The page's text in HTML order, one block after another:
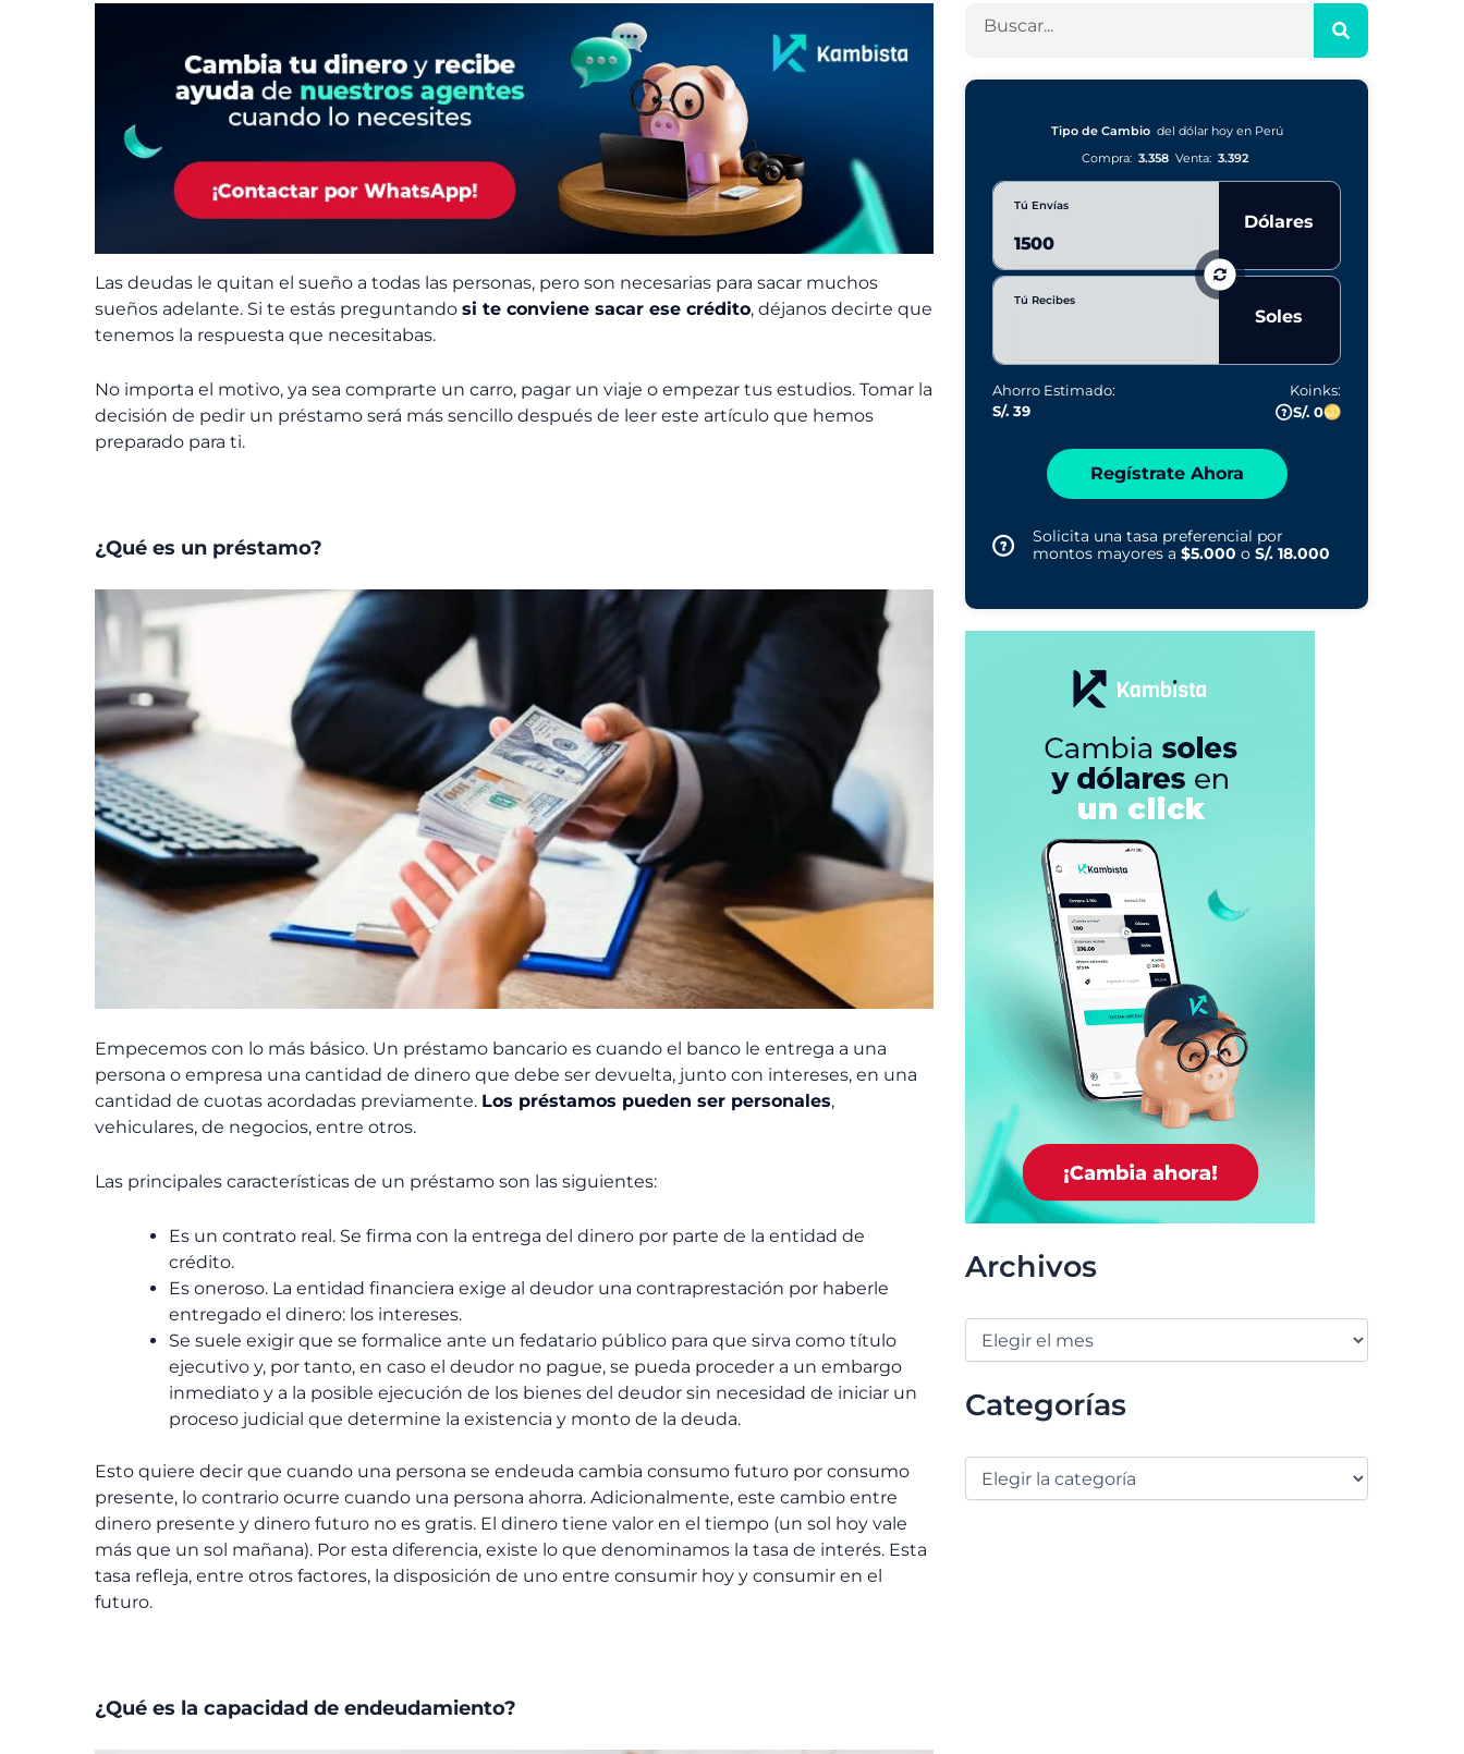
Las deudas le quitan el sueño a todas las personas, pero son necesarias para sacar muchos
sueños adelante. Si te estás preguntando si te conviene sacar ese crédito, déjanos decirte que
tenemos la respuesta que necesitabas.
No importa el motivo, ya sea comprarte un carro, pagar un viaje o empezar tus estudios. Tomar la
decisión de pedir un préstamo será más sencillo después de leer este artículo que hemos
preparado para ti.
¿Qué es un préstamo?
Empecemos con lo más básico. Un préstamo bancario es cuando el banco le entrega a una
persona o empresa una cantidad de dinero que debe ser devuelta, junto con intereses, en una
cantidad de cuotas acordadas previamente. Los préstamos pueden ser personales,
vehiculares, de negocios, entre otros.
Las principales características de un préstamo son las siguientes:
Es un contrato real. Se firma con la entrega del dinero por parte de la entidad de
crédito.
Es oneroso. La entidad financiera exige al deudor una contraprestación por haberle
entregado el dinero: los intereses.
Se suele exigir que se formalice ante un fedatario público para que sirva como título
ejecutivo y, por tanto, en caso el deudor no pague, se pueda proceder a un embargo
inmediato y a la posible ejecución de los bienes del deudor sin necesidad de iniciar un
proceso judicial que determine la existencia y monto de la deuda.
Esto quiere decir que cuando una persona se endeuda cambia consumo futuro por consumo
presente, lo contrario ocurre cuando una persona ahorra. Adicionalmente, este cambio entre
dinero presente y dinero futuro no es gratis. El dinero tiene valor en el tiempo (un sol hoy vale
más que un sol mañana). Por esta diferencia, existe lo que denominamos la tasa de interés. Esta
tasa refleja, entre otros factores, la disposición de uno entre consumir hoy y consumir en el
futuro.
¿Qué es la capacidad de endeudamiento?
c
Tipo de Cambio del dólar hoy en Perú
Compra: 3.358 Venta: 3.392
Tú Envías
Dólares
Tú Recibes
Soles
Ahorro Estimado:
S/. 39
Koinks:
S/. 0
Regístrate Ahora
Solicita una tasa preferencial por
montos mayores a $5.000 o S/. 18.000
Archivos
s
Categorías
í